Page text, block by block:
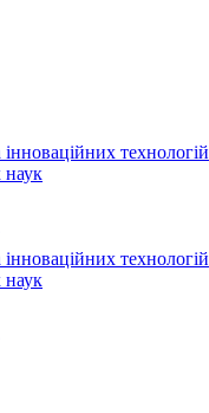
технологій
наук
технологій
наук